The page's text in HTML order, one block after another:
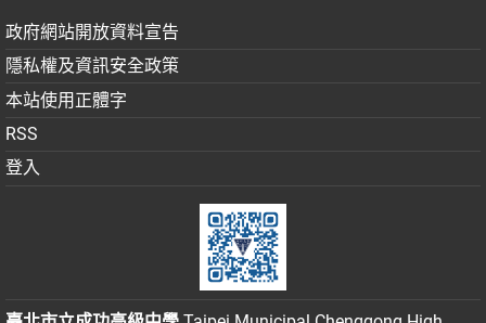
政府網站開放資料宣告
隱私權及資訊安全政策
本站使用正體字
RSS
登入